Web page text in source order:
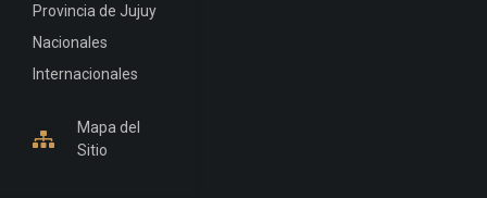
Provincia de Jujuy
Nacionales
Internacionales
Mapa del
Sitio